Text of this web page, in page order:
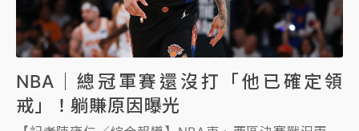
NBA｜總冠軍賽還沒打「他已確定領
戒」！躺賺原因曝光